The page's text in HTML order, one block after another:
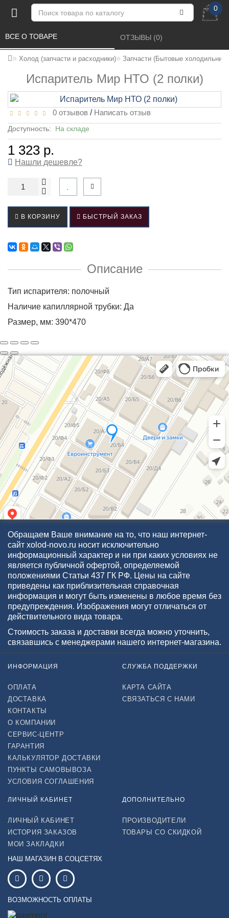
0
Холод (запчасти и расходники) Запчасти (Бытовые
Испаритель Мир НТО (2 полки)
ВСЕ О ТОВАРЕ ОТЗЫВЫ (0)
0 отзывов / Написать отзыв
Доступность: На складе
1 323 р.
Нашли дешевле?
В КОРЗИНУ БЫСТРЫЙ ЗАКАЗ
Описание
Тип испарителя: полочный
Наличие капиллярной трубки: Да
Размер, мм: 390*470
Обращаем Ваше внимание на то, что наш интернет-
сайт xolod-novo.ru носит исключительно
информационный характер и ни при каких условиях не
является публичной офертой, определяемой
положениями Статьи 437 ГК РФ. Цены на сайте
приведены как приблизительная справочная
информация и могут быть изменены в любое время без
предупреждения. Изображения могут отличаться от
действительного вида товара.
Стоимость заказа и доставки всегда можно уточнить,
связавшись с менеджерами нашего интернет-магазина.
ИНФОРМАЦИЯ
ОПЛАТА
ДОСТАВКА
КОНТАКТЫ
О КОМПАНИИ
СЕРВИС-ЦЕНТР
ГАРАНТИЯ
КАЛЬКУЛЯТОР ДОСТАВКИ
ПУНКТЫ САМОВЫВОЗА
УСЛОВИЯ СОГЛАШЕНИЯ
СЛУЖБА ПОДДЕРЖКИ
КАРТА САЙТА
СВЯЗАТЬСЯ С НАМИ
ЛИЧНЫЙ КАБИНЕТ
ЛИЧНЫЙ КАБИНЕТ
ИСТОРИЯ ЗАКАЗОВ
МОИ ЗАКЛАДКИ
ДОПОЛНИТЕЛЬНО
ПРОИЗВОДИТЕЛИ
ТОВАРЫ СО СКИДКОЙ
НАШ МАГАЗИН В СОЦСЕТЯХ
ВОЗМОЖНОСТЬ ОПЛАТЫ